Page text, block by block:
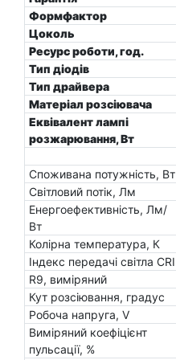
Формфактор
Цоколь
Ресурс роботи, год.
Тип діодів
Тип драйвера
Матеріал розсіювача
Еквівалент лампі
розжарювання, Вт
Споживана потужність, Вт
Світловий потік, Лм
Енергоефективність, Лм/
Вт
Колірна температура, К
Індекс передачі світла CRI
R9, виміряний
Кут розсіювання, градус
Робоча напруга, V
Виміряний коефіцієнт
пульсації, %